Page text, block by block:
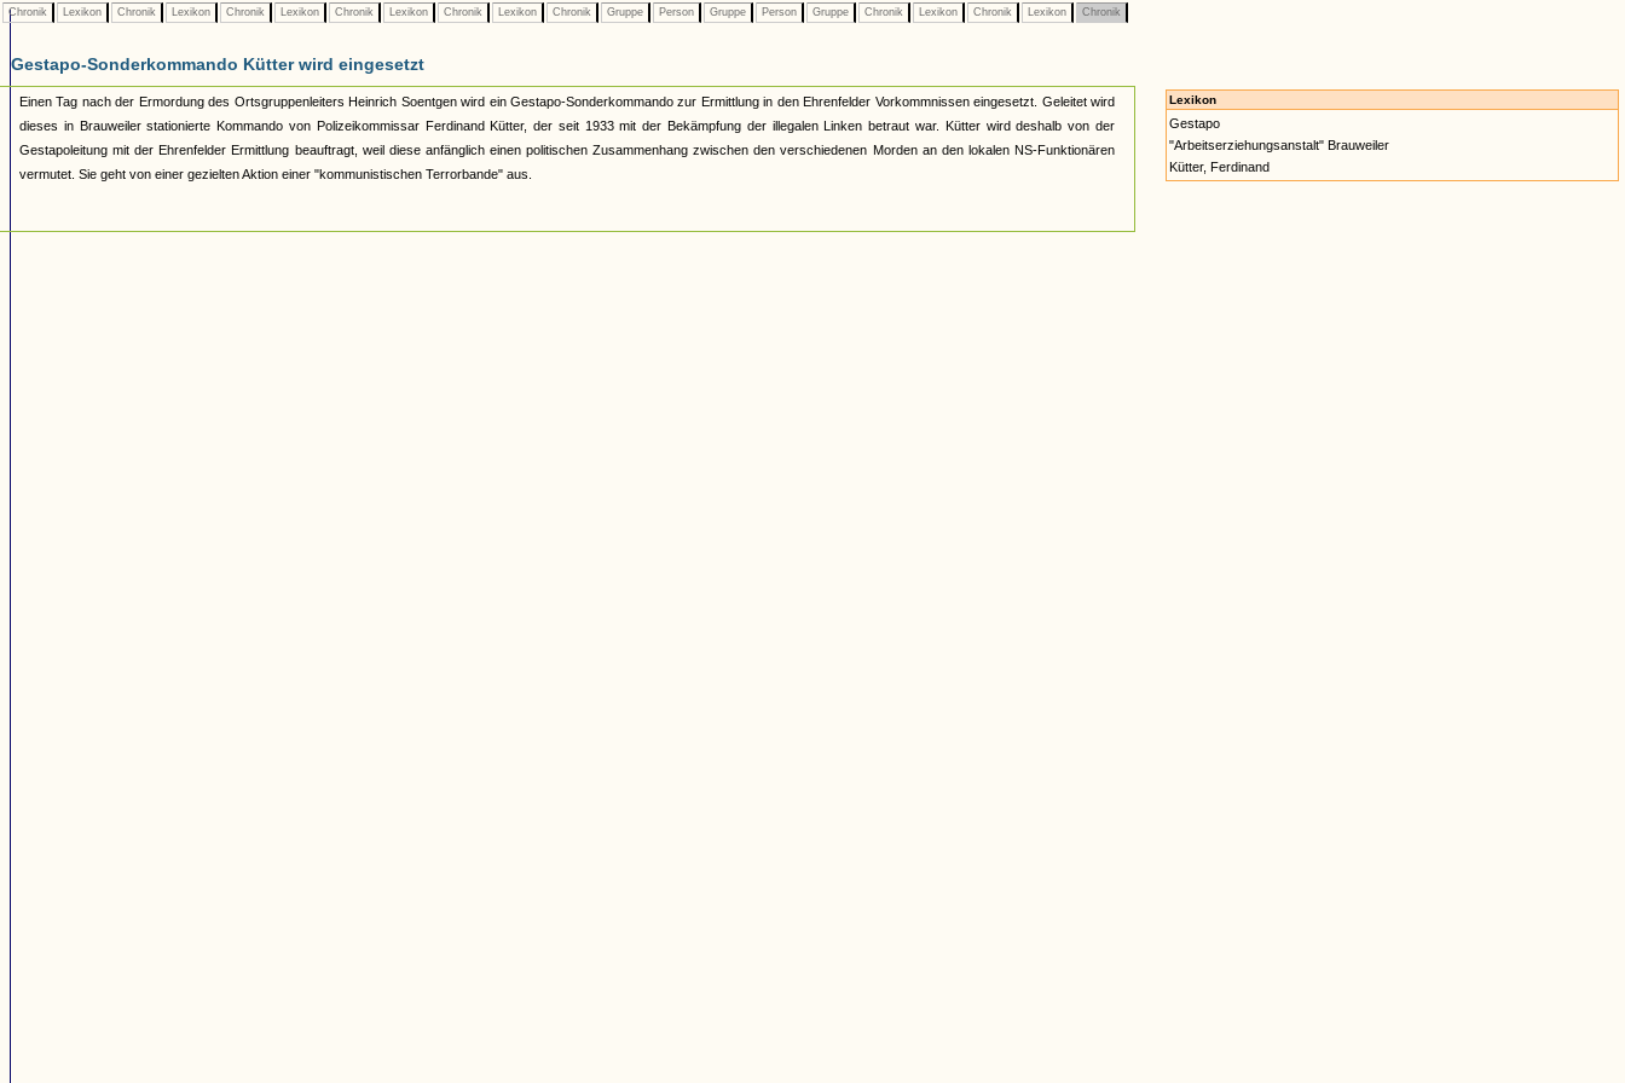
Chronik Lexikon Chronik Lexikon Chronik Lexikon Chronik Lexikon Chronik Lexikon Chronik Gruppe Person Gruppe Person Gruppe Chronik Lexikon Chronik Lexikon Chronik
Gestapo-Sonderkommando Kütter wird eingesetzt
Einen Tag nach der Ermordung des Ortsgruppenleiters Heinrich Soentgen wird ein Gestapo-Sonderkommando zur Ermittlung in den Ehrenfelder Vorkommnissen eingesetzt. Geleitet wird
dieses in Brauweiler stationierte Kommando von Polizeikommissar Ferdinand Kütter, der seit 1933 mit der Bekämpfung der illegalen Linken betraut war. Kütter wird deshalb von der
Gestapoleitung mit der Ehrenfelder Ermittlung beauftragt, weil diese anfänglich einen politischen Zusammenhang zwischen den verschiedenen Morden an den lokalen NS-Funktionären
vermutet. Sie geht von einer gezielten Aktion einer "kommunistischen Terrorbande" aus.
Lexikon
Gestapo
"Arbeitserziehungsanstalt" Brauweiler
Kütter, Ferdinand